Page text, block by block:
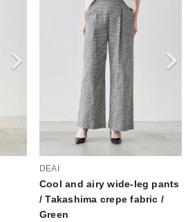
DEAI
Cool and airy wide-leg pants
/ Takashima crepe fabric /
Green